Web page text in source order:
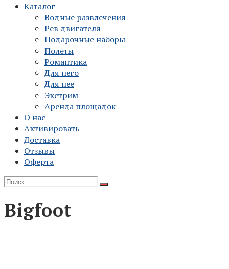
Каталог
Водные развлечения
Рев двигателя
Подарочные наборы
Полеты
Романтика
Для него
Для нее
Экстрим
Аренда площадок
О нас
Активировать
Доставка
Отзывы
Оферта
Bigfoot